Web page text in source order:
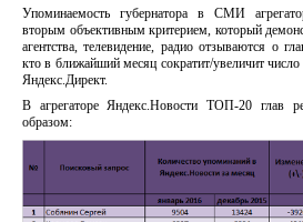
Упоминаемость губернатора в СМИ
вторым объективным критерием, который
агентства, телевидение, радио отзываются о
кто в ближайший месяц сократит/увеличит
Яндекс.Директ.
В агрегаторе Яндекс.Новости ТОП-20 глав
образом: